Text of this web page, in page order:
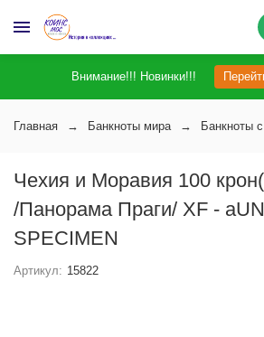
Внимание!!! Новинки!!!
Главная Банкноты мира Банкноты
Чехия и Моравия 100
/Панорама Праги/ XF -
SPECIMEN
Артикул: 15822